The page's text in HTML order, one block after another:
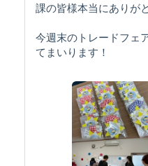
課の皆様本当にありが
今週末のトレードフェ
てまいります！